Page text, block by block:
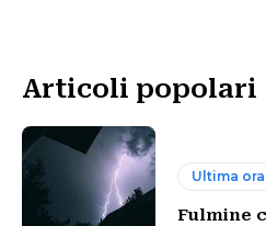
Articoli popolari
Ultima ora
Fulmine